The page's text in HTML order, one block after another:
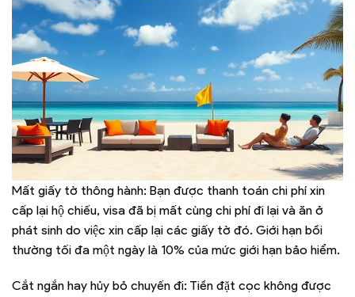
Mất giấy tờ thông hành: Bạn được thanh toán chi phí xin
cấp lại hộ chiếu, visa đã bị mất cùng chi phí đi lại và ăn ở
phát sinh do việc xin cấp lại các giấy tờ đó. Giới hạn bồi
thường tối đa một ngày là 10% của mức giới hạn bảo hiểm.
Cắt ngắn hay hủy bỏ chuyến đi: Tiền đặt cọc không được